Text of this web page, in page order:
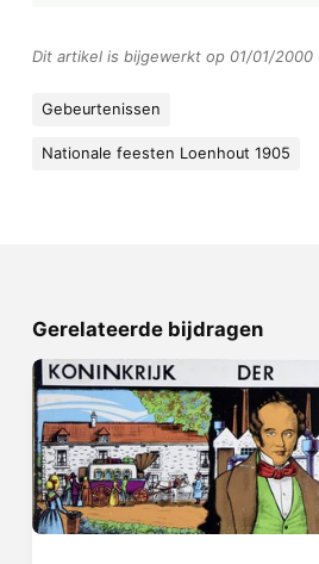
Dit artikel is bijgewerkt op 01/01/2000
Gebeurtenissen
Nationale feesten Loenhout 1905
Gerelateerde bijdragen